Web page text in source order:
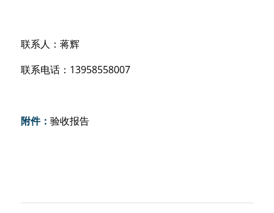
联系人：蒋辉
联系电话：13958558007
附件： 验收报告